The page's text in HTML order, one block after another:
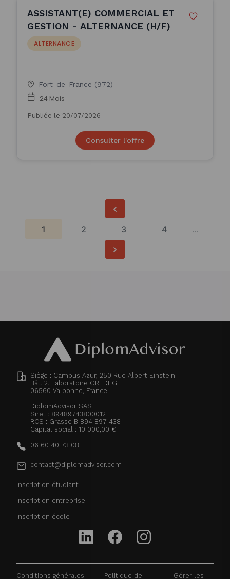
ASSISTANT(E) COMMERCIAL ET
GESTION - ALTERNANCE (H/F)
ALTERNANCE
Fort-de-France (972)
24 Mois
Publiée le 20/07/2026
Consulter l'offre
1 2 3 4 ...
Siège : Campus Azur, 250 Rue Albert Einstein
Bât. 2. Laboratoire GREDEG
06560 Valbonne, France
DiplomAdvisor SAS
Siret : 89489743800012
RCS : Grasse B 894 897 438
Capital social : 10 000,00 €
06 60 40 73 08
contact@diplomadvisor.com
Inscription étudiant
Inscription entreprise
Inscription école
Conditions générales Politique de Gérer les